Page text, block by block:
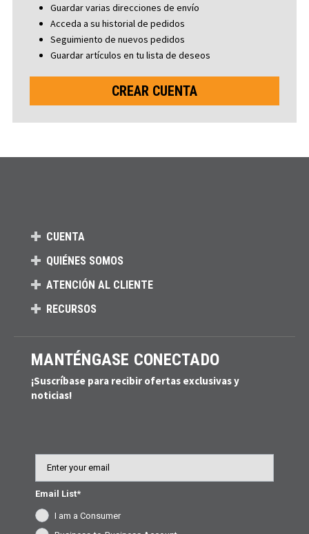
Guardar varias direcciones de envío
Acceda a su historial de pedidos
Seguimiento de nuevos pedidos
Guardar artículos en tu lista de deseos
CREAR CUENTA
CUENTA
QUIÉNES SOMOS
ATENCIÓN AL CLIENTE
RECURSOS
MANTÉNGASE CONECTADO
¡Suscríbase para recibir ofertas exclusivas y
noticias!
Email List*
I am a Consumer